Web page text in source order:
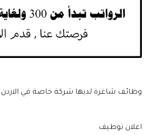
وظائف شاغرة لديها شركة خاصة في الاردن
اعلان توظيف